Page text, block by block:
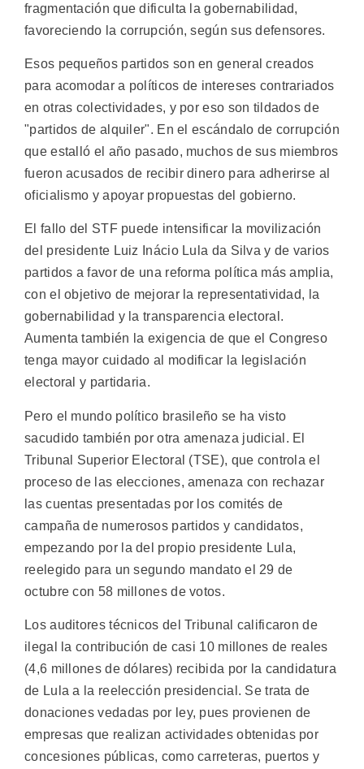
fragmentación que dificulta la gobernabilidad,
favoreciendo la corrupción, según sus defensores.
Esos pequeños partidos son en general creados
para acomodar a políticos de intereses contrariados
en otras colectividades, y por eso son tildados de
"partidos de alquiler". En el escándalo de corrupción
que estalló el año pasado, muchos de sus miembros
fueron acusados de recibir dinero para adherirse al
oficialismo y apoyar propuestas del gobierno.
El fallo del STF puede intensificar la movilización
del presidente Luiz Inácio Lula da Silva y de varios
partidos a favor de una reforma política más amplia,
con el objetivo de mejorar la representatividad, la
gobernabilidad y la transparencia electoral.
Aumenta también la exigencia de que el Congreso
tenga mayor cuidado al modificar la legislación
electoral y partidaria.
Pero el mundo político brasileño se ha visto
sacudido también por otra amenaza judicial. El
Tribunal Superior Electoral (TSE), que controla el
proceso de las elecciones, amenaza con rechazar
las cuentas presentadas por los comités de
campaña de numerosos partidos y candidatos,
empezando por la del propio presidente Lula,
reelegido para un segundo mandato el 29 de
octubre con 58 millones de votos.
Los auditores técnicos del Tribunal calificaron de
ilegal la contribución de casi 10 millones de reales
(4,6 millones de dólares) recibida por la candidatura
de Lula a la reelección presidencial. Se trata de
donaciones vedadas por ley, pues provienen de
empresas que realizan actividades obtenidas por
concesiones públicas, como carreteras, puertos y